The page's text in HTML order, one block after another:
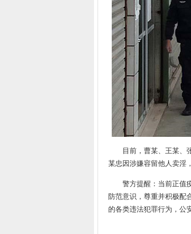
目前，曹某、王某、张
某忠因涉嫌容留他人卖淫
警方提醒：当前正值疫
防范意识，尊重并积极配
的各类违法犯罪行为，公